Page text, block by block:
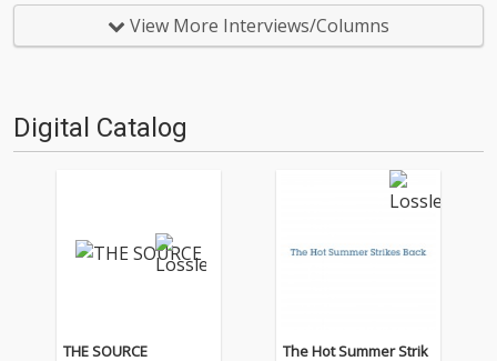
日もデジタルの乱世を治め
る…!'''〈アーカイ奉行〉と
す。2025年は、それぞれなにを
聴いてOTOTOYを作っていたの
View More Interviews/Columns
Digital Catalog
THE SOURCE
The Hot Summer Strik